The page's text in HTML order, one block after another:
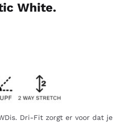
White.
Dri-Fit zorgt er voor dat je